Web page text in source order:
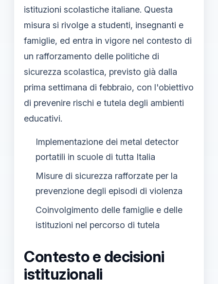
istituzioni scolastiche italiane. Questa
misura si rivolge a studenti, insegnanti e
famiglie, ed entra in vigore nel contesto di
un rafforzamento delle politiche di
sicurezza scolastica, previsto già dalla
prima settimana di febbraio, con l'obiettivo
di prevenire rischi e tutela degli ambienti
educativi.
Implementazione dei metal detector
portatili in scuole di tutta Italia
Misure di sicurezza rafforzate per la
prevenzione degli episodi di violenza
Coinvolgimento delle famiglie e delle
istituzioni nel percorso di tutela
Contesto e decisioni
istituzionali